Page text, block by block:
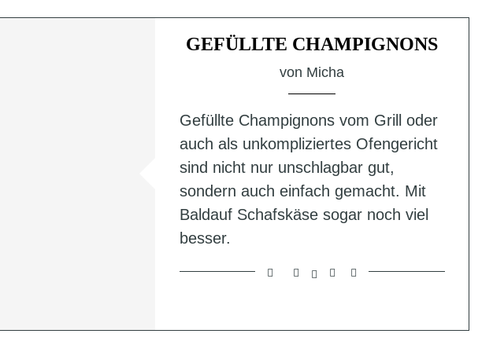
GEFÜLLTE CHAMPIGNONS
von Micha
Gefüllte Champignons vom Grill oder
auch als unkompliziertes Ofengericht
sind nicht nur unschlagbar gut,
sondern auch einfach gemacht. Mit
Baldauf Schafskäse sogar noch viel
besser.